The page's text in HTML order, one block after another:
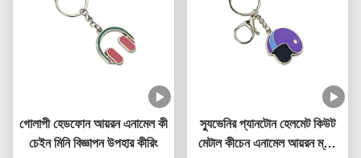
গোলাপী হেডফোন আয়রন এনামেল কী
চেইন মিনি বিজ্ঞাপন উপহার কীরিং
স্যুভেনির প্যানটোন হেলমেট কিউট
মেটাল কীচেন এনামেল আয়রন ম্যান